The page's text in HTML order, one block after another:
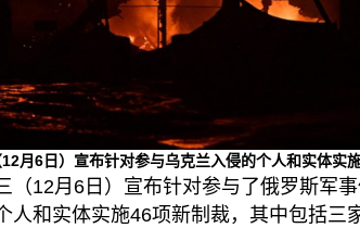
观点
专题与访
月6日）宣布针对参与乌克兰入侵的个人和实体实
（12月6日）宣布针对参与了俄罗斯军
人和实体实施46项新制裁，其中包括三